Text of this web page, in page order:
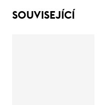
SOUVISEJÍCÍ